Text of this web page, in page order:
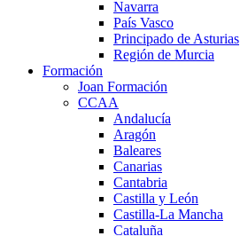
Navarra
País Vasco
Principado de Asturias
Región de Murcia
Formación
Joan Formación
CCAA
Andalucía
Aragón
Baleares
Canarias
Cantabria
Castilla y León
Castilla-La Mancha
Cataluña